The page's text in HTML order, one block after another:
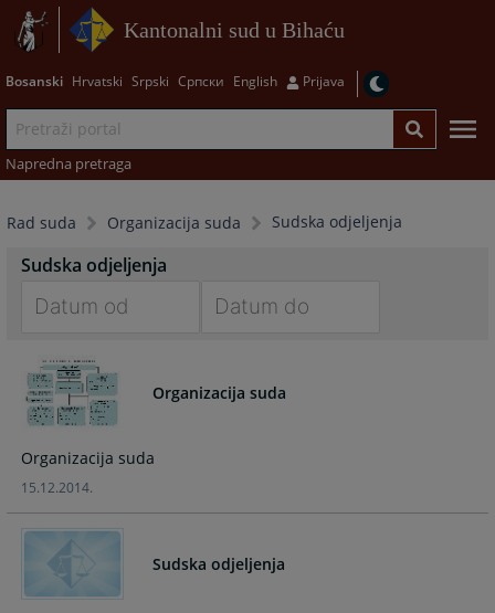
Kantonalni sud u Bihaću
Bosanski Hrvatski Srpski Српски English Prijava
Napredna pretraga
Rad suda Organizacija suda Sudska odjeljenja
Sudska odjeljenja
forward
to
interact
the
calendar
and
select
date.
to
and
a
Organizacija suda
Organizacija suda
15.12.2014.
Sudska odjeljenja